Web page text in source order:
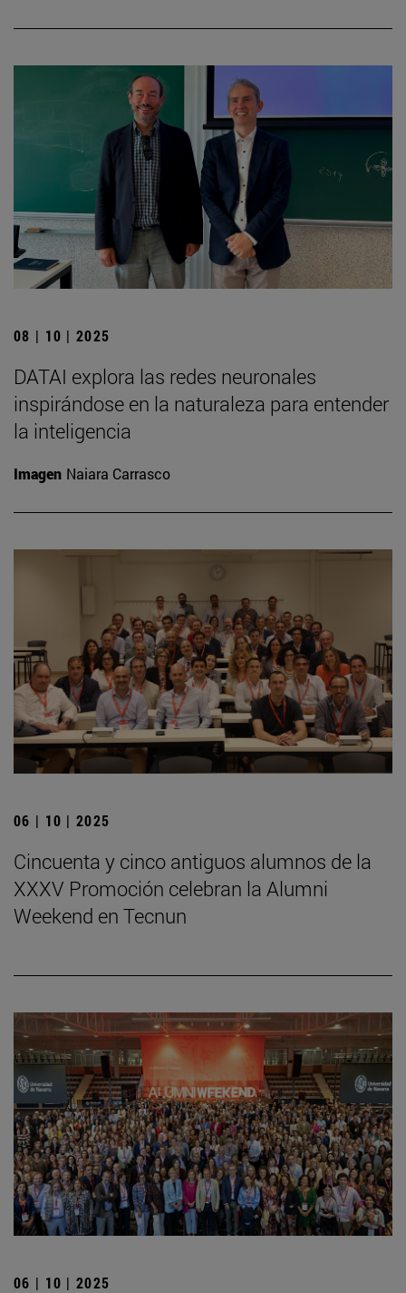
08 | 10 | 2025
DATAI explora las redes neuronales
inspirándose en la naturaleza para entender
la inteligencia
Imagen Naiara Carrasco
06 | 10 | 2025
Cincuenta y cinco antiguos alumnos de la
XXXV Promoción celebran la Alumni
Weekend en Tecnun
06 | 10 | 2025